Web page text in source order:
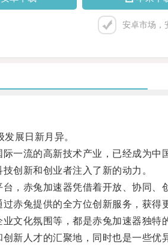
安卓市场，
展日新月异。
流的高新技术产业，已经成为中
新和创业者注入了新的动力。
赤兔加速器凭借着开放、协同、
兔提供的全方位创新服务，获得
化氛围等，都是赤兔加速器独特
人才的汇聚地，同时也是一些优